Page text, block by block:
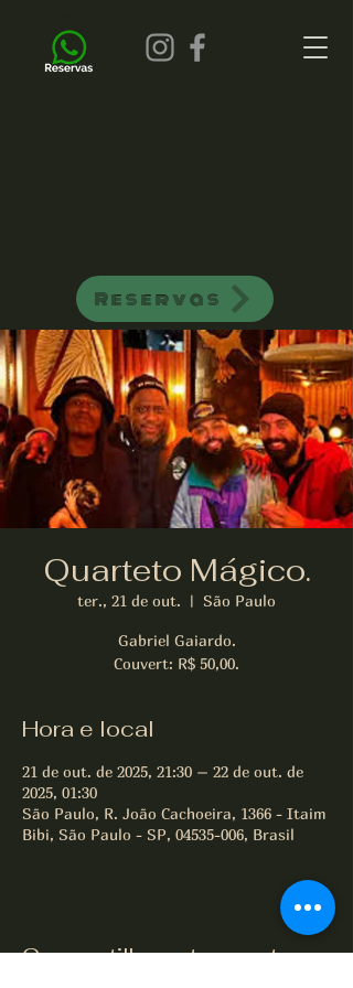
Reservas
Quarteto Mágico.
ter., 21 de out.
  |
São Paulo
Gabriel Gaiardo.
Couvert: R$ 50,00.
Hora e local
21 de out. de 2025, 21:30 – 22 de out. de
2025, 01:30
São Paulo, R. João Cachoeira, 1366 - Itaim
Bibi, São Paulo - SP, 04535-006, Brasil
Compartilhe este evento